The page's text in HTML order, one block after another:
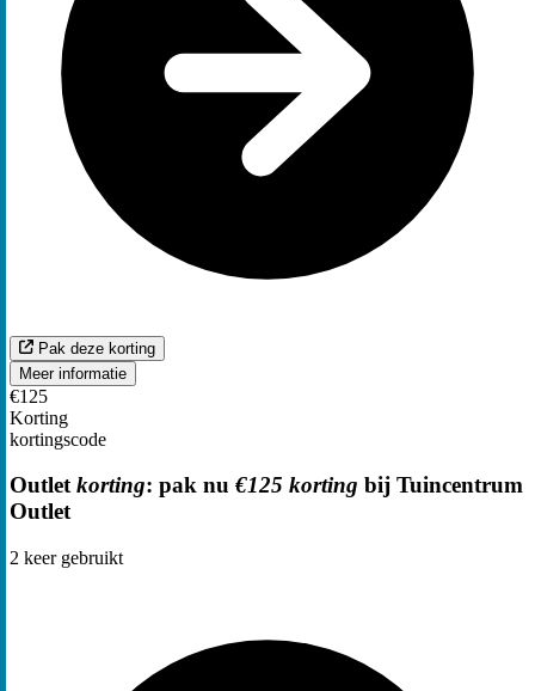
Pak deze korting
Meer informatie
€125
Korting
kortingscode
Outletkorting: pak nu €125 korting bij Tuincentrum
Outlet
2 keer gebruikt